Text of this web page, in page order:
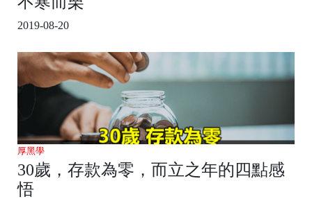
2019-08-20
厚黑學
30歲，存款為零，而立之年的四點感
悟